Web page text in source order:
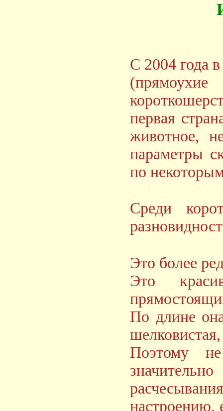
С 2004 года
первая
животное,
параметры
по
Среди
Это более
Это
По длине
Поэтому
настроению,